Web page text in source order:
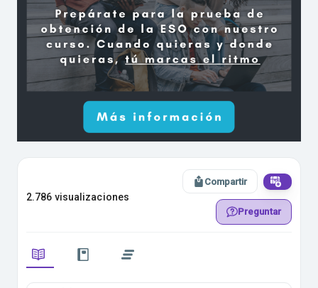
2.786 visualizaciones
Compartir
Preguntar